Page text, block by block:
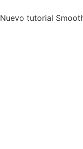
Nuevo tutorial